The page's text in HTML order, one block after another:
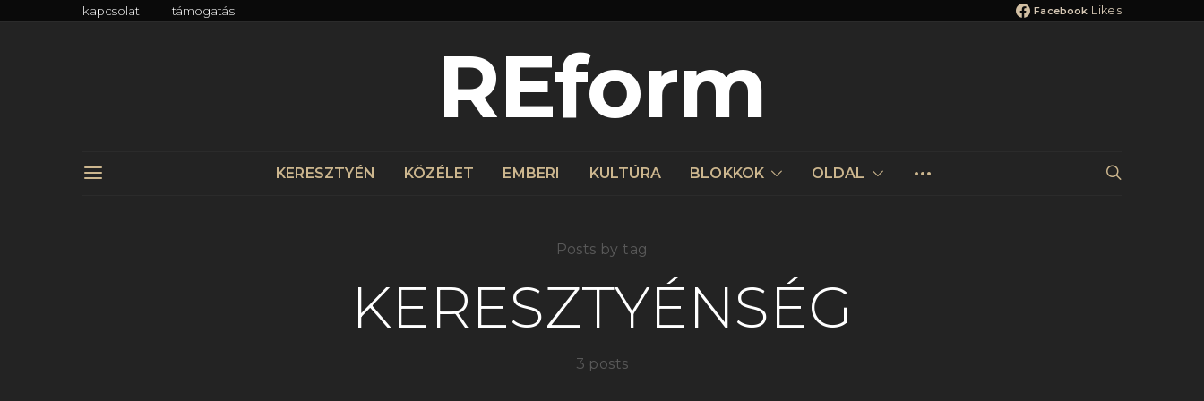
kapcsolat támogatás Facebook Likes
REform
KERESZTYÉN KÖZÉLET EMBERI KULTÚRA BLOKKOK OLDAL
Posts by tag
KERESZTYÉNSÉG
3 posts